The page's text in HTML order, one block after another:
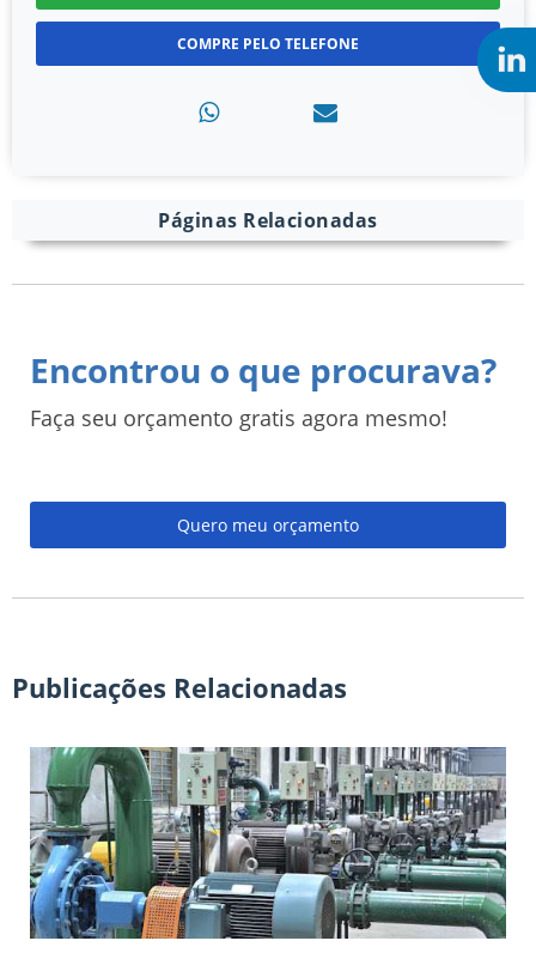
COMPRE PELO TELEFONE
Páginas Relacionadas
Encontrou o que procurava?
Faça seu orçamento gratis agora mesmo!
Quero meu orçamento
Publicações Relacionadas